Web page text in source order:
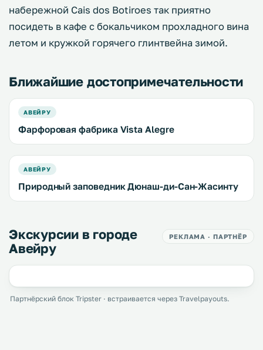
набережной Cais dos Botiroes так приятно
посидеть в кафе с бокальчиком прохладного вина
летом и кружкой горячего глинтвейна зимой.
Ближайшие достопримечательности
АВЕЙРУ
Фарфоровая фабрика Vista Alegre
АВЕЙРУ
Природный заповедник Дюнаш-ди-Сан-Жасинту
Экскурсии в городе
Авейру
РЕКЛАМА · ПАРТНЁР
Партнёрский блок Tripster · встраивается через Travelpayouts.